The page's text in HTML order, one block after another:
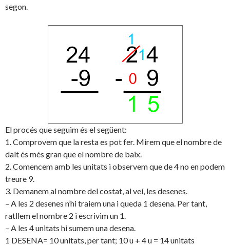
segon.
El procés que seguim és el següent:
1. Comprovem que la resta es pot fer. Mirem que el nombre de
dalt és més gran que el nombre de baix.
2. Comencem amb les unitats i observem que de 4 no en podem
treure 9.
3. Demanem al nombre del costat, al veí, les desenes.
– A les 2 desenes n’hi traiem una i queda 1 desena. Per tant,
ratllem el nombre 2 i escrivim un 1.
– A les 4 unitats hi sumem una desena.
1 DESENA= 10 unitats, per tant; 10 u + 4 u = 14 unitats